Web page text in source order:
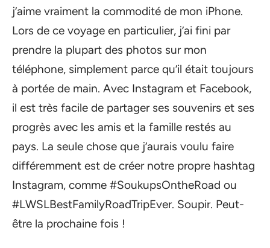
j’aime vraiment la commodité de mon iPhone.
Lors de ce voyage en particulier, j’ai fini par
prendre la plupart des photos sur mon
téléphone, simplement parce qu’il était toujours
à portée de main. Avec Instagram et Facebook,
il est très facile de partager ses souvenirs et ses
progrès avec les amis et la famille restés au
pays. La seule chose que j’aurais voulu faire
différemment est de créer notre propre hashtag
Instagram, comme #SoukupsOntheRoad ou
#LWSLBestFamilyRoadTripEver. Soupir. Peut-
être la prochaine fois !